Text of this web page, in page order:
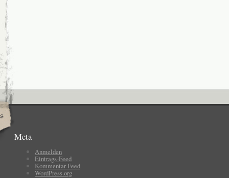
Meta
Anmelden
Eintrags-Feed
Kommentar-Feed
WordPress.org